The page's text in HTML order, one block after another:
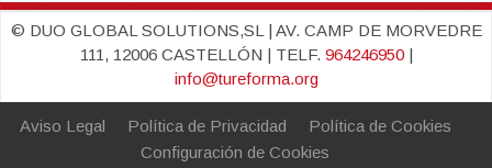
© DUO GLOBAL SOLUTIONS,SL | AV. CAMP DE MORVEDRE
111, 12006 CASTELLÓN | TELF. 964246950|
info@tureforma.org
Aviso Legal Política de Privacidad
Política de Cookies
Configuración de Cookies